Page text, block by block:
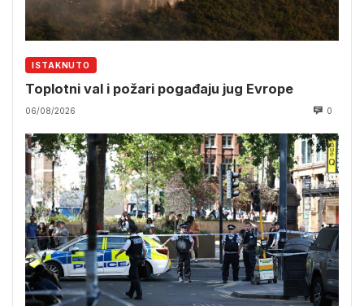
ISTAKNUTO
Toplotni val i požari pogađaju jug Evrope
06/08/2026 0